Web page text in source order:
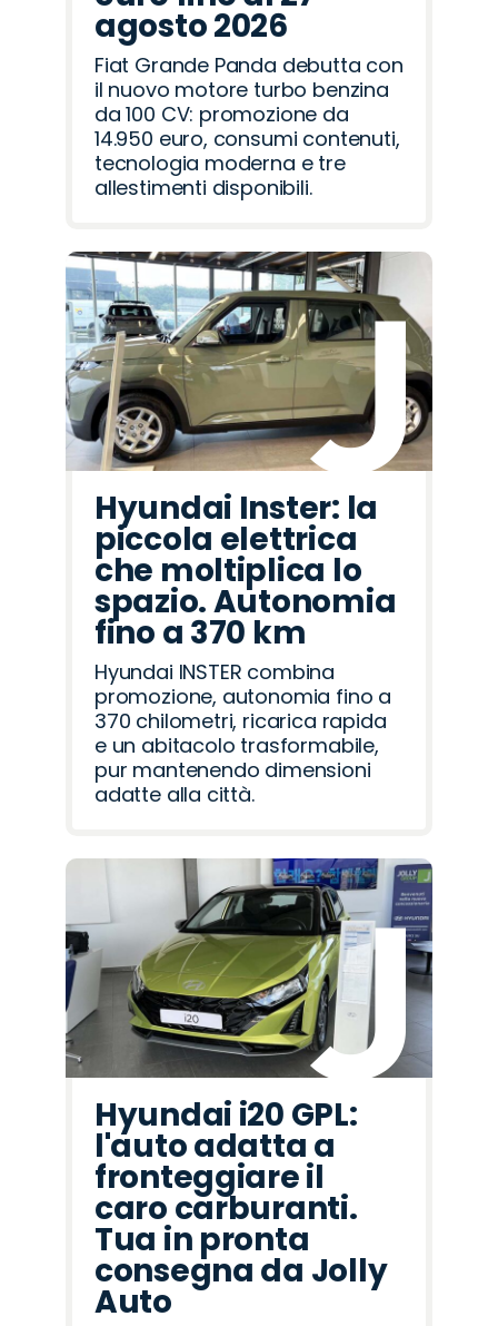
agosto 2026
Fiat Grande Panda debutta con
il nuovo motore turbo benzina
da 100 CV: promozione da
14.950 euro, consumi contenuti,
tecnologia moderna e tre
allestimenti disponibili.
Hyundai Inster: la
piccola elettrica
che moltiplica lo
spazio. Autonomia
fino a 370 km
Hyundai INSTER combina
promozione, autonomia fino a
370 chilometri, ricarica rapida
e un abitacolo trasformabile,
pur mantenendo dimensioni
adatte alla città.
Hyundai i20 GPL:
l'auto adatta a
fronteggiare il
caro carburanti.
Tua in pronta
consegna da Jolly
Auto